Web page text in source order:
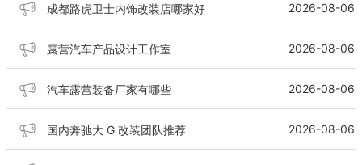
成都路虎卫士内饰改装店哪家好 2026-08-06
露营汽车产品设计工作室 2026-08-06
汽车露营装备厂家有哪些 2026-08-06
国内奔驰大 G 改装团队推荐 2026-08-06